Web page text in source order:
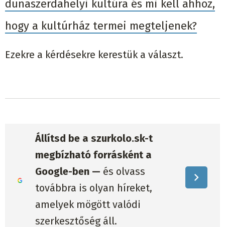
dunaszerdahelyi kultúra és mi kell ahhoz,
hogy a kultúrház termei megteljenek?
Ezekre a kérdésekre kerestük a választ.
Állítsd be a szurkolo.sk-t
megbízható forrásként a
Google-ben — és olvass
továbbra is olyan híreket,
amelyek mögött valódi
szerkesztőség áll.